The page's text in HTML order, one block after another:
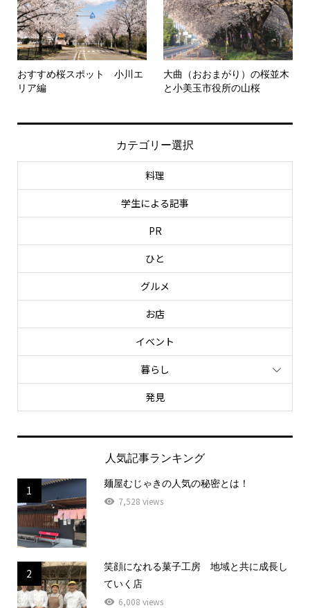
おすすめ桜スポット 小川エ
リア編
大曲（おおまがり）の桜並木
と小美玉市役所の山桜
カテゴリー選択
料理
学生による記事
PR
ひと
グルメ
お店
イベント
暮らし
発見
人気記事ランキング
1
麺屋むじゃきの人気の秘密とは！
7,528 views
2
笑顔になれる菓子工房 地域と共に成長し
ていく店
6,008 views